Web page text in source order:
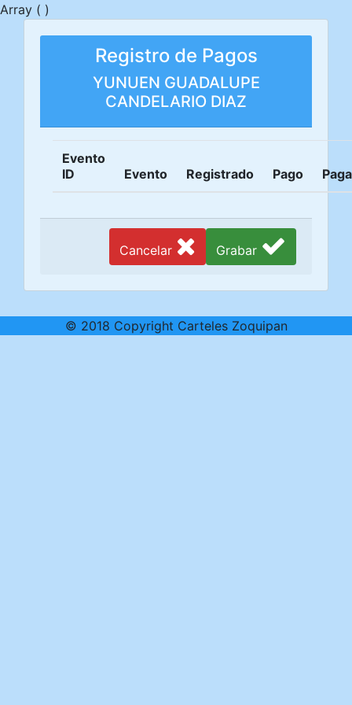
Array ( )
Registro de Pagos
YUNUEN GUADALUPE
CANDELARIO DIAZ
Evento
ID
Evento Registrado Pago
Grabar
Cancelar
© 2018 Copyright Carteles Zoquipan